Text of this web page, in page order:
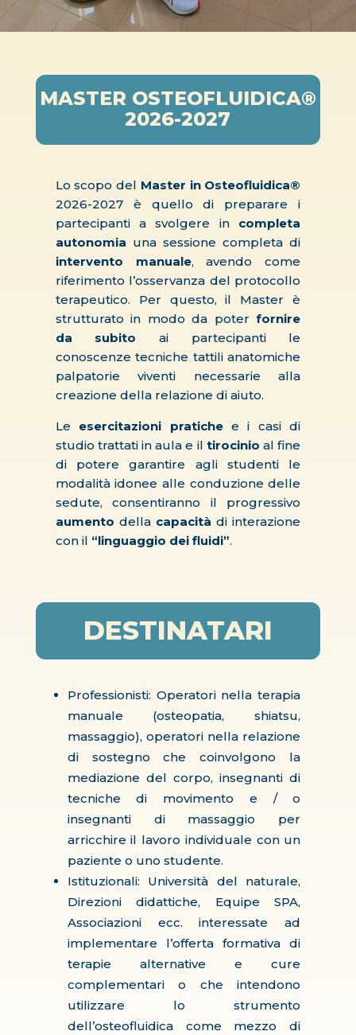
MASTER OSTEOFLUIDICA®
2026-2027
Lo scopo del Master in Osteofluidica®
2026-2027 è quello di preparare i
partecipanti a svolgere in completa
autonomia una sessione completa di
intervento manuale, avendo come
riferimento l’osservanza del protocollo
terapeutico. Per questo, il Master è
strutturato in modo da poterfornire
da subito ai partecipanti le
conoscenze tecniche tattili anatomiche
palpatorie viventi necessarie alla
creazione della relazione di aiuto.
Le esercitazioni pratichee i casi di
studio trattati in aula e il tirocinio al fine
di potere garantire agli studenti le
modalità idonee alle conduzione delle
sedute, consentiranno il progressivo
aumento della capacità di interazione
con il “linguaggio dei fluidi”.
DESTINATARI
Professionisti: Operatori nella terapia
manuale (osteopatia, shiatsu,
massaggio), operatori nella relazione
di sostegno che coinvolgono la
mediazione del corpo, insegnanti di
tecniche di movimento e / o
insegnanti di massaggio per
arricchire il lavoro individuale con un
paziente o uno studente.
Istituzionali: Università del naturale,
Direzioni didattiche, Equipe SPA,
Associazioni ecc. interessate ad
implementare l’offerta formativa di
terapie alternative e cure
complementari o che intendono
utilizzare lo strumento
dell’osteofluidica come mezzo di